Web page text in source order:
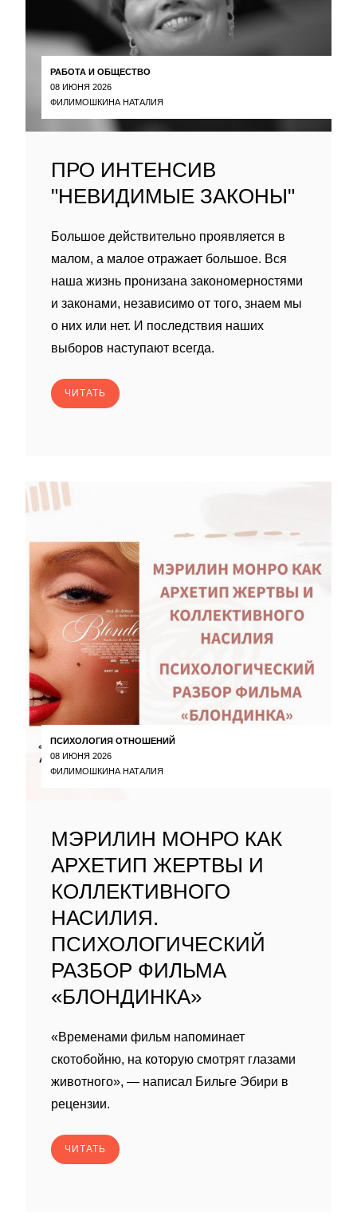
РАБОТА И ОБЩЕСТВО
08 ИЮНЯ 2026
ФИЛИМОШКИНА НАТАЛИЯ
ПРО ИНТЕНСИВ
"НЕВИДИМЫЕ ЗАКОНЫ"
Большое действительно проявляется в
малом, а малое отражает большое. Вся
наша жизнь пронизана закономерностями
и законами, независимо от того, знаем мы
о них или нет. И последствия наших
выборов наступают всегда.
ЧИТАТЬ
ПСИХОЛОГИЯ ОТНОШЕНИЙ
08 ИЮНЯ 2026
ФИЛИМОШКИНА НАТАЛИЯ
МЭРИЛИН МОНРО КАК
АРХЕТИП ЖЕРТВЫ И
КОЛЛЕКТИВНОГО
НАСИЛИЯ.
ПСИХОЛОГИЧЕСКИЙ
РАЗБОР ФИЛЬМА
«БЛОНДИНКА»
«Временами фильм напоминает
скотобойню, на которую смотрят глазами
животного», — написал Бильге Эбири в
рецензии.
ЧИТАТЬ